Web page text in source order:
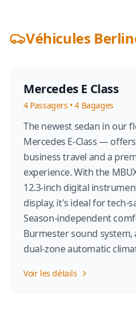
Véhicules
Mercedes E Class
4 Passagers •4 Bagages
The newest sedan in our
Mercedes E-Class —
business travel and a
experience. With the
12.3-inch digital
display, it's ideal for tech-
Season-independent
Burmester sound
dual-zone automatic
Voir les détails